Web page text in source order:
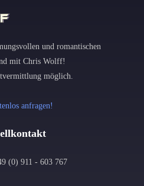
und romantischen
mit Chris Wolff!
möglich.
anfragen!
(0) 911 - 603 767